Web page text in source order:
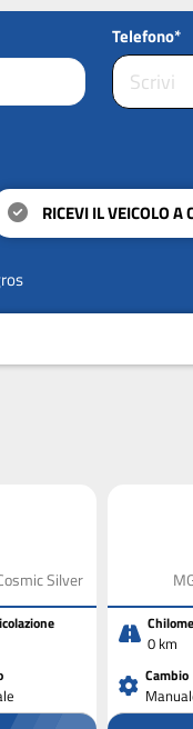
Telefono*
RICEVI IL VEICOLO A
Silver
0 km
Cambio